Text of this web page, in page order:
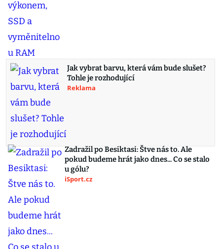
Jak vybrat barvu, která vám bude slušet?
Tohle je rozhodující
Reklama
Zadražil po Besiktasi: Štve nás to. Ale
pokud budeme hrát jako dnes... Co se stalo
u gólu?
iSport.cz